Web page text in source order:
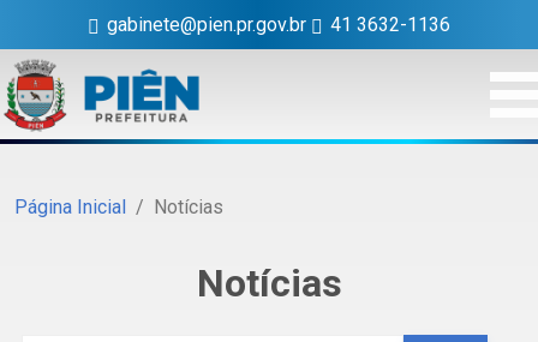
gabinete@pien.pr.gov.br 41 3632-1136
Página Inicial Notícias
Notícias